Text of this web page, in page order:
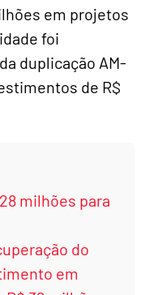
em projetos
foi
duplicação AM-
de R$
milhões para
do
em